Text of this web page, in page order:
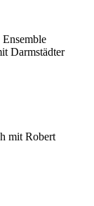
Darmstädter
mit Robert